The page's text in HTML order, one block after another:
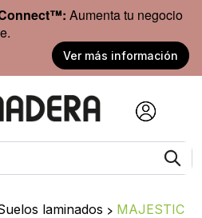
Aumenta tu negocio
Ver más información
laminados > MAJESTIC